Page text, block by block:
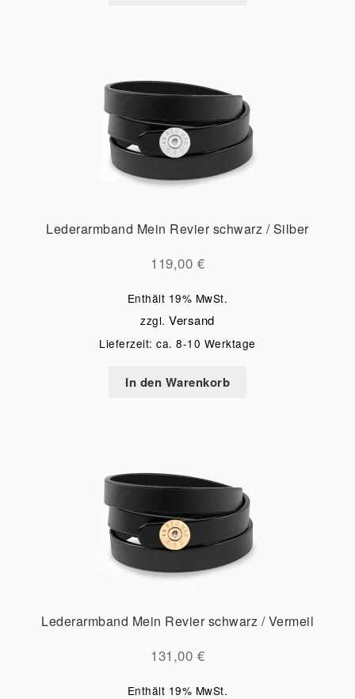
Lederarmband Mein Revier schwarz / Silber
119,00 €
Enthält 19% MwSt.
zzgl.Versand
Lieferzeit: ca. 8-10 Werktage
In den Warenkorb
Lederarmband Mein Revier schwarz / Vermeil
131,00 €
Enthält 19% MwSt.